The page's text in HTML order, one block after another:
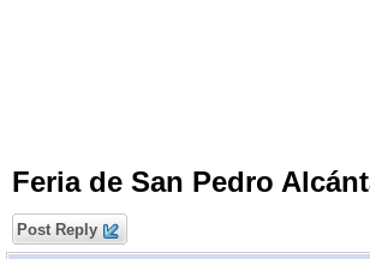
Feria de San Pedro
Post Reply